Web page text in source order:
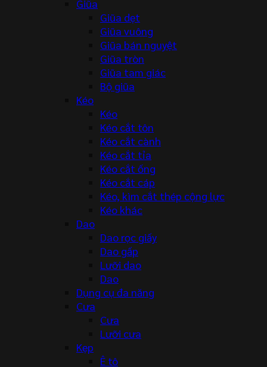
Giũa
Giũa dẹt
Giũa vuông
Giũa bán nguyệt
Giũa tròn
Giũa tam giác
Bộ giũa
Kéo
Kéo
Kéo cắt tôn
Kéo cắt cành
Kéo cắt tỉa
Kéo cắt ống
Kéo cắt cáp
Kéo, kìm cắt thép cộng lực
Kéo khác
Dao
Dao rọc giấy
Dao gấp
Lưỡi dao
Dao
Dụng cụ đa năng
Cưa
Cưa
Lưỡi cưa
Kẹp
Ê tô